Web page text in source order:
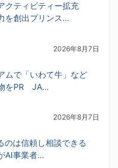
クティビティー拡充
を創出プリンス…
2026年8月7日
ムで「いわて牛」など
をPR JA…
2026年8月7日
のは信頼し相談できる
AI事業者…